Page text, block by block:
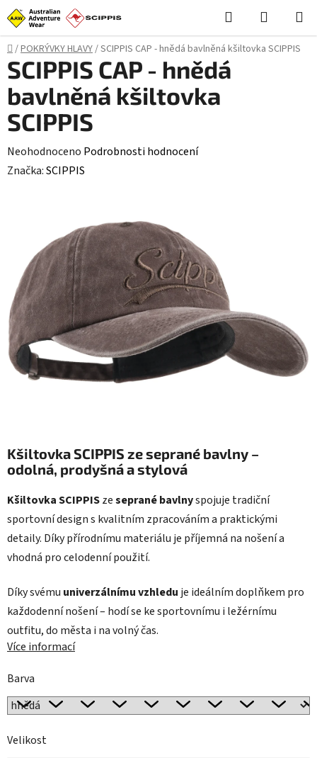
Přejít
na
obsah
Hledat
KOŠÍK
Domů
/POKRÝVKY HLAVY/SCIPPIS CAP - hnědá bavlněná kšiltovka SCIPPIS
Kšiltovka SCIPPIS ze seprané bavlny –
odolná, prodyšná a stylová
Kšiltovka SCIPPISzeseprané bavlnyspojuje tradiční
sportovní design s kvalitním zpracováním a praktickými
detaily. Díky přírodnímu materiálu je příjemná na nošení a
vhodná pro celodenní použití.
Díky svému univerzálnímu vzhledu je ideálním doplňkem pro
každodenní nošení – hodí se ke sportovnímu i ležérnímu
outfitu, do města i na volný čas.
Více informací
Barva
Velikost
SCIPPIS CAP - hnědá
bavlněná kšiltovka
SCIPPIS
Průměrné
hodnocení
hvězdiček.
Neohodnoceno Podrobnosti hodnocení
Značka:SCIPPIS